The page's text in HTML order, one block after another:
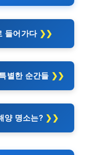
들어가다
별한 순간들
양 명소는?